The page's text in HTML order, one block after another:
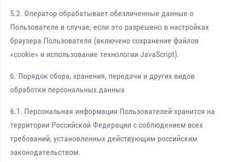
5.2. Оператор обрабатывает обезличенные данные о
Пользователе в случае, если это разрешено в настройках
браузера Пользователя (включено сохранение файлов
«cookie» и использование технологии JavaScript).
6. Порядок сбора, хранения, передачи и других видов
обработки персональных данных
6.1. Персональная информация Пользователей хранится на
территории Российской Федерации с соблюдением всех
требований, установленных действующим российским
законодательством.